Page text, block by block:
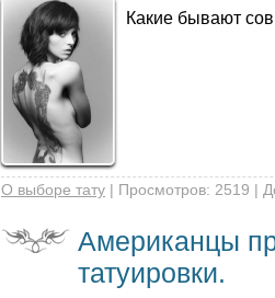
Какие бывают
О выборе тату | Просмотров: 2519 |
Американцы
татуировки.